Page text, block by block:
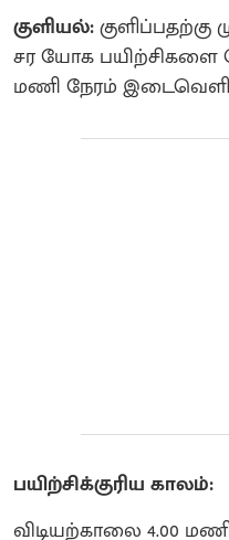
குளியல்:குளிப்பதற்கு
சர யோக
மணி நேரம் இடைவெளி
பயிற்சிக்குரிய காலம்:
விடியற்காலை 4.00